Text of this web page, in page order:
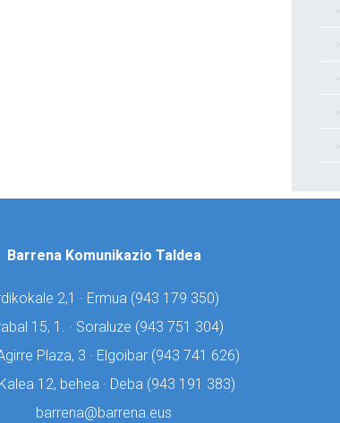
Barrena Komunikazio Taldea
2,1 · Ermua (943 179 350)
15, 1. · Soraluze (943 751 304)
Plaza, 3 · Elgoibar (943 741 626)
12, behea · Deba (943 191 383)
barrena@barrena.eus